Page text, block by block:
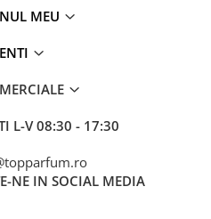
MEU
L-V 08:30 - 17:30
NE IN SOCIAL MEDIA